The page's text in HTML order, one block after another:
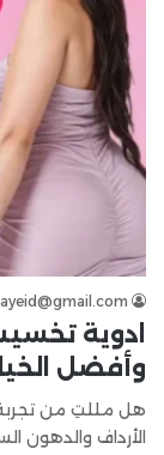
ادوية
وأفضل
هل مللتِ من تجربة
الأرداف والدهون